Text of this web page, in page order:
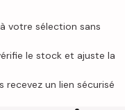
votre sélection sans
le stock et ajuste la
recevez un lien sécurisé